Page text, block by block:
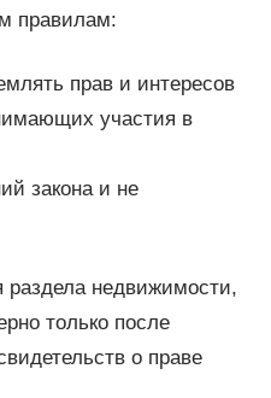
правилам:
прав и интересов
участия в
закона и не
раздела недвижимости,
только после
о праве